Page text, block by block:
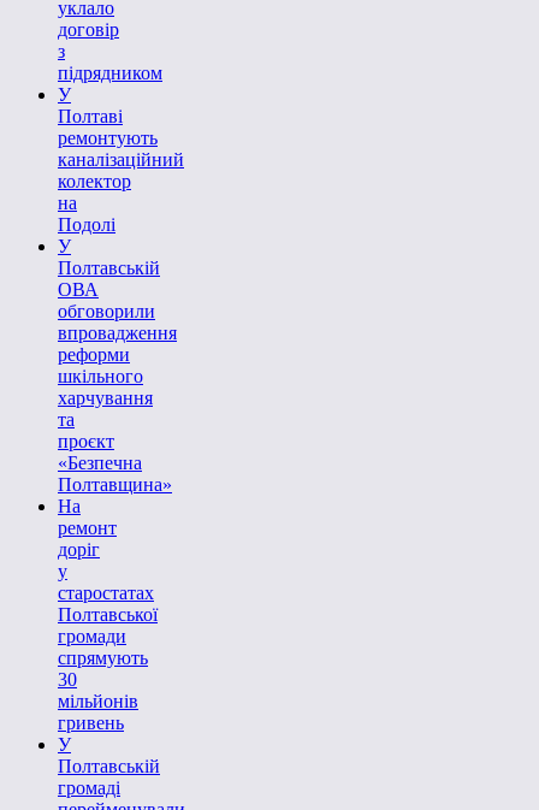
уклало
договір
з
підрядником
У
Полтаві
ремонтують
каналізаційний
колектор
на
Подолі
У
Полтавській
ОВА
обговорили
впровадження
реформи
шкільного
харчування
та
проєкт
«Безпечна
Полтавщина»
На
ремонт
доріг
у
старостатах
Полтавської
громади
спрямують
30
мільйонів
гривень
У
Полтавській
громаді